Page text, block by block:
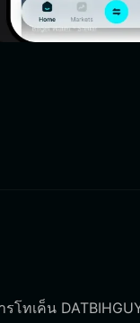
โทเค็น